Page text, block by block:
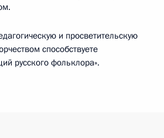
и просветительскую
способствуете
русского фольклора».